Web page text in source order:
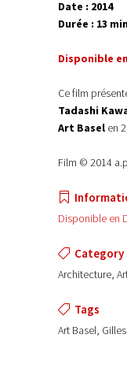
Date : 2014
Durée : 13
Disponible
Ce film
Tadashi
Art Basel en
Film © 2014
Disponible en
Category
Architecture,
Tags
Art Basel,